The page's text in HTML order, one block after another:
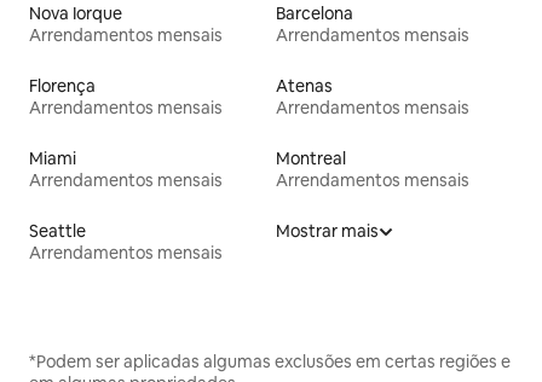
Nova Iorque
Arrendamentos mensais
Barcelona
Arrendamentos mensais
Florença
Arrendamentos mensais
Atenas
Arrendamentos mensais
Miami
Arrendamentos mensais
Montreal
Arrendamentos mensais
Seattle
Arrendamentos mensais
Mostrar mais
*Podem ser aplicadas algumas exclusões em certas regiões e